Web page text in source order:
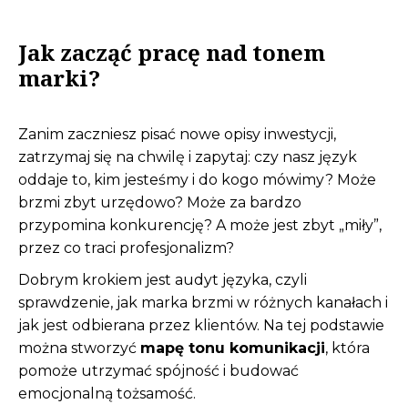
Jak zacząć pracę nad tonem
marki?
Zanim zaczniesz pisać nowe opisy inwestycji,
zatrzymaj się na chwilę i zapytaj: czy nasz język
oddaje to, kim jesteśmy i do kogo mówimy? Może
brzmi zbyt urzędowo? Może za bardzo
przypomina konkurencję? A może jest zbyt „miły”,
przez co traci profesjonalizm?
Dobrym krokiem jest audyt języka, czyli
sprawdzenie, jak marka brzmi w różnych kanałach i
jak jest odbierana przez klientów. Na tej podstawie
można stworzyć mapę tonu komunikacji, która
pomoże utrzymać spójność i budować
emocjonalną tożsamość.